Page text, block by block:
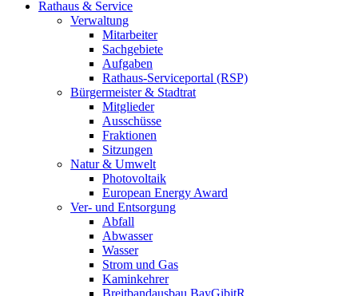
Rathaus & Service
Verwaltung
Mitarbeiter
Sachgebiete
Aufgaben
Rathaus-Serviceportal (RSP)
Bürgermeister & Stadtrat
Mitglieder
Ausschüsse
Fraktionen
Sitzungen
Natur & Umwelt
Photovoltaik
European Energy Award
Ver- und Entsorgung
Abfall
Abwasser
Wasser
Strom und Gas
Kaminkehrer
Breitbandausbau BayGibitR